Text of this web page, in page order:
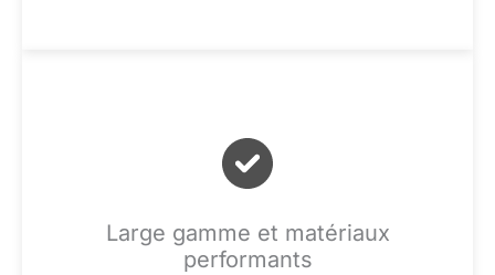
Large gamme et matériaux
performants